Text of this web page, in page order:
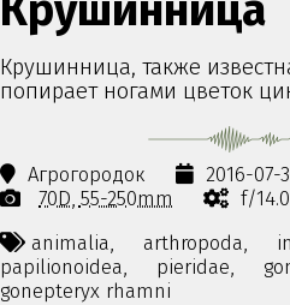
Крушинница, также
попирает ногами цветок
Агрогородок 2016-07-
70D 55-250mm
f/
animalia,
arthropoda,
papilionoidea,
pieridae,
gonepteryx rhamni